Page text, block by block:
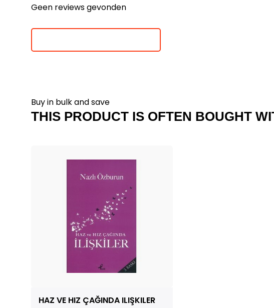
Geen reviews gevonden
Buy in bulk and save
THIS PRODUCT IS OFTEN BOUGHT
HAZ VE HIZ ÇAĞINDA ILIŞKILER